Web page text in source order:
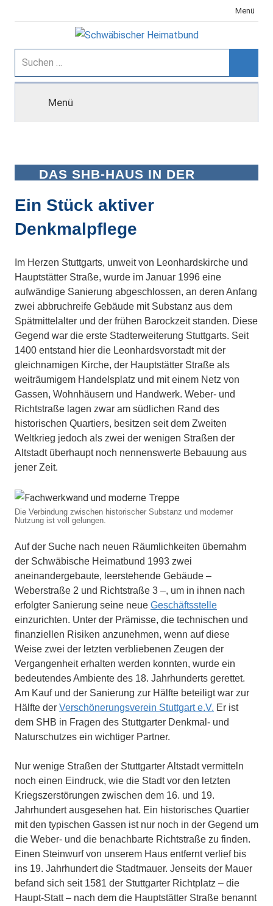
Inhalt
Menü
Schwäbischer
Heimatbund
Suchen
nach:
Menü
DAS SHB-HAUS IN DER
WEBERSTRASSE
Ein Stück aktiver
Denkmalpflege
Im Herzen Stuttgarts, unweit von Leonhardskirche und
Hauptstätter Straße, wurde im Januar 1996 eine
aufwändige Sanierung abgeschlossen, an deren Anfang
zwei abbruchreife Gebäude mit Substanz aus dem
Spätmittelalter und der frühen Barockzeit standen. Diese
Gegend war die erste Stadterweiterung Stuttgarts. Seit
1400 entstand hier die Leonhardsvorstadt mit der
gleichnamigen Kirche, der Hauptstätter Straße als
weiträumigem Handelsplatz und mit einem Netz von
Gassen, Wohnhäusern und Handwerk. Weber- und
Richtstraße lagen zwar am südlichen Rand des
historischen Quartiers, besitzen seit dem Zweiten
Weltkrieg jedoch als zwei der wenigen Straßen der
Altstadt überhaupt noch nennenswerte Bebauung aus
jener Zeit.
Die Verbindung zwischen historischer Substanz und moderner
Nutzung ist voll gelungen.
Auf der Suche nach neuen Räumlichkeiten übernahm
der Schwäbische Heimatbund 1993 zwei
aneinandergebaute, leerstehende Gebäude –
Weberstraße 2 und Richtstraße 3 –, um in ihnen nach
erfolgter Sanierung seine neue Geschäftsstelle
einzurichten. Unter der Prämisse, die technischen und
finanziellen Risiken anzunehmen, wenn auf diese
Weise zwei der letzten verbliebenen Zeugen der
Vergangenheit erhalten werden konnten, wurde ein
bedeutendes Ambiente des 18. Jahrhunderts gerettet.
Am Kauf und der Sanierung zur Hälfte beteiligt war zur
Hälfte der Verschönerungsverein Stuttgart e.V. Er ist
dem SHB in Fragen des Stuttgarter Denkmal- und
Naturschutzes ein wichtiger Partner.
Nur wenige Straßen der Stuttgarter Altstadt vermitteln
noch einen Eindruck, wie die Stadt vor den letzten
Kriegszerstörungen zwischen dem 16. und 19.
Jahrhundert ausgesehen hat. Ein historisches Quartier
mit den typischen Gassen ist nur noch in der Gegend um
die Weber- und die benachbarte Richtstraße zu finden.
Einen Steinwurf von unserem Haus entfernt verlief bis
ins 19. Jahrhundert die Stadtmauer. Jenseits der Mauer
befand sich seit 1581 der Stuttgarter Richtplatz – die
Haupt-Statt – nach dem die Hauptstätter Straße benannt